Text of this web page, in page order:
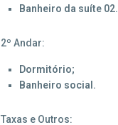
Banheiro da suíte 02.
2º Andar:
Dormitório;
Banheiro social.
Taxas e Outros: